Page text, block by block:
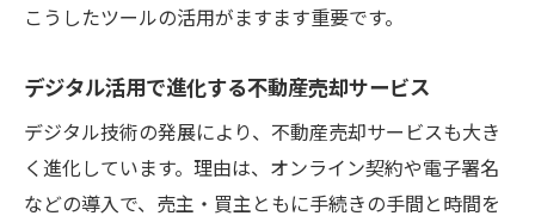
こうしたツールの活用がますます重要です。
デジタル活用で進化する不動産売却サービス
デジタル技術の発展により、不動産売却サービスも大き
く進化しています。理由は、オンライン契約や電子署名
などの導入で、売主・買主ともに手続きの手間と時間を